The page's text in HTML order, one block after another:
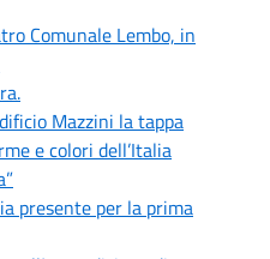
Comunale Lembo, in
Mazzini la tappa
e colori dell’Italia
presente per la prima